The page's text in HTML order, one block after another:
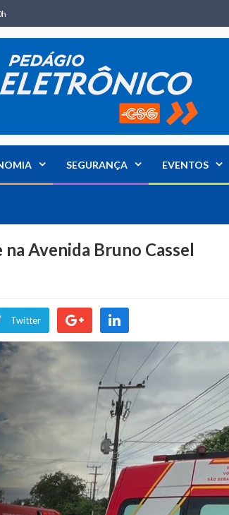
SEGURANÇA EVENTOS
Avenida Bruno Cassel
Twitter